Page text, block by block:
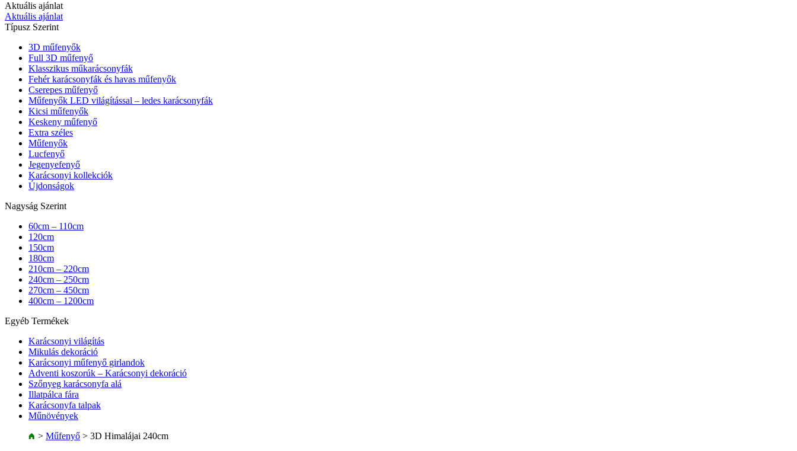
Aktuális ajánlat
Aktuális ajánlat
Típusz Szerint
3D műfenyők
Full 3D műfenyő
Klasszikus műkarácsonyfák
Fehér karácsonyfák és havas műfenyők
Cserepes műfenyő
Műfenyők LED világítással – ledes karácsonyfák
Kicsi műfenyők
Keskeny műfenyő
Extra széles
Műfenyők
Lucfenyő
Jegenyefenyő
Karácsonyi kollekciók
Újdonságok
Nagyság Szerint
60cm – 110cm
120cm
150cm
180cm
210cm – 220cm
240cm – 250cm
270cm – 450cm
400cm – 1200cm
Egyéb Termékek
Karácsonyi világítás
Mikulás dekoráció
Karácsonyi műfenyő girlandok
Adventi koszorúk – Karácsonyi dekoráció
Szőnyeg karácsonyfa alá
Illatpálca fára
Karácsonyfa talpak
Műnövények
> Műfenyő > 3D Himalájai 240cm